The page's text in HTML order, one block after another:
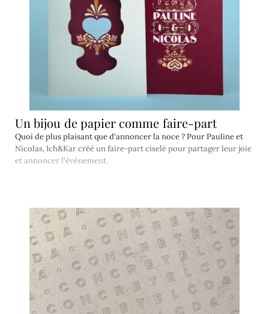
Un bijou de papier comme faire-part
Quoi de plus plaisant que d'annoncer la noce ? Pour Pauline et
Nicolas, Ich&Kar créé un faire-part ciselé pour partager leur joie
et annoncer l'évènement.